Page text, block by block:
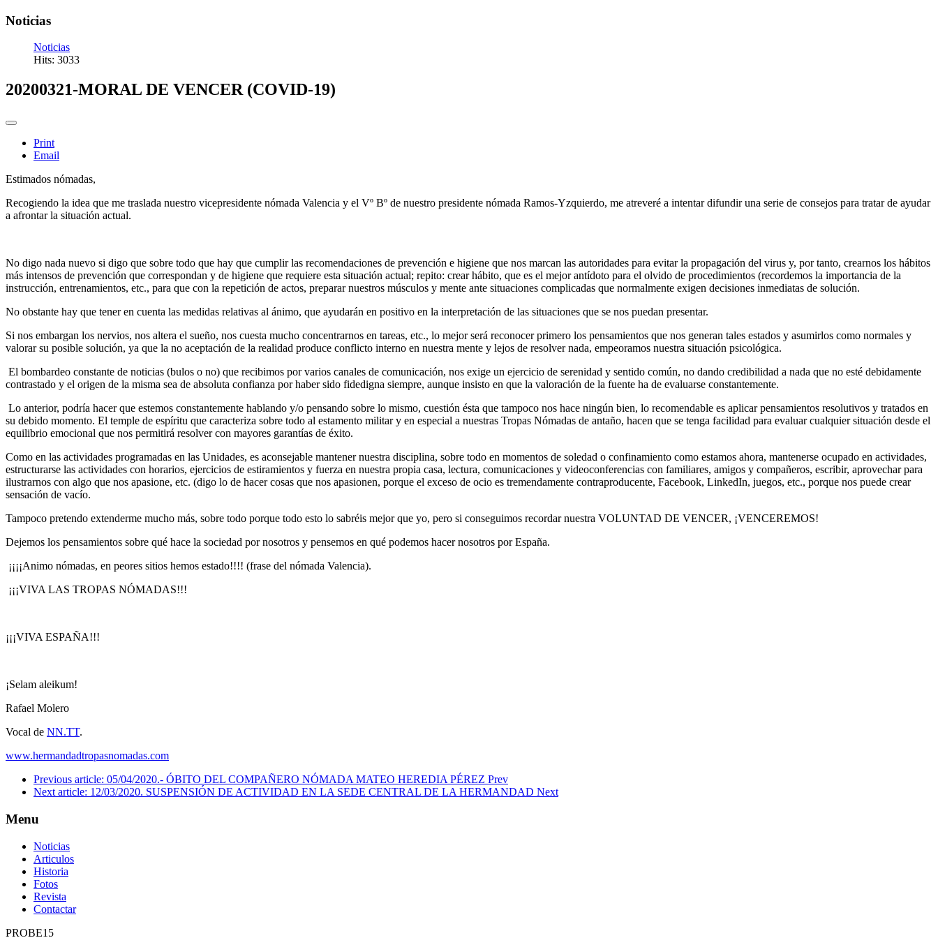
Noticias
Noticias
Hits: 3033
20200321-MORAL DE VENCER (COVID-19)
Print
Email
Estimados nómadas,
Recogiendo la idea que me traslada nuestro vicepresidente nómada Valencia y el Vº Bº de nuestro presidente nómada Ramos-Yzquierdo, me atreveré a intentar difundir una serie de consejos para tratar de ayudar
a afrontar la situación actual.
No digo nada nuevo si digo que sobre todo que hay que cumplir las recomendaciones de prevención e higiene que nos marcan las autoridades para evitar la propagación del virus y, por tanto, crearnos los hábitos
más intensos de prevención que correspondan y de higiene que requiere esta situación actual; repito: crear hábito, que es el mejor antídoto para el olvido de procedimientos (recordemos la importancia de la
instrucción, entrenamientos, etc., para que con la repetición de actos, preparar nuestros músculos y mente ante situaciones complicadas que normalmente exigen decisiones inmediatas de solución.
No obstante hay que tener en cuenta las medidas relativas al ánimo, que ayudarán en positivo en la interpretación de las situaciones que se nos puedan presentar.
Si nos embargan los nervios, nos altera el sueño, nos cuesta mucho concentrarnos en tareas, etc., lo mejor será reconocer primero los pensamientos que nos generan tales estados y asumirlos como normales y
valorar su posible solución, ya que la no aceptación de la realidad produce conflicto interno en nuestra mente y lejos de resolver nada, empeoramos nuestra situación psicológica.
El bombardeo constante de noticias (bulos o no) que recibimos por varios canales de comunicación, nos exige un ejercicio de serenidad y sentido común, no dando credibilidad a nada que no esté debidamente
contrastado y el origen de la misma sea de absoluta confianza por haber sido fidedigna siempre, aunque insisto en que la valoración de la fuente ha de evaluarse constantemente.
Lo anterior, podría hacer que estemos constantemente hablando y/o pensando sobre lo mismo, cuestión ésta que tampoco nos hace ningún bien, lo recomendable es aplicar pensamientos resolutivos y tratados en
su debido momento. El temple de espíritu que caracteriza sobre todo al estamento militar y en especial a nuestras Tropas Nómadas de antaño, hacen que se tenga facilidad para evaluar cualquier situación desde el
equilibrio emocional que nos permitirá resolver con mayores garantías de éxito.
Como en las actividades programadas en las Unidades, es aconsejable mantener nuestra disciplina, sobre todo en momentos de soledad o confinamiento como estamos ahora, mantenerse ocupado en actividades,
estructurarse las actividades con horarios, ejercicios de estiramientos y fuerza en nuestra propia casa, lectura, comunicaciones y videoconferencias con familiares, amigos y compañeros, escribir, aprovechar para
ilustrarnos con algo que nos apasione, etc. (digo lo de hacer cosas que nos apasionen, porque el exceso de ocio es tremendamente contraproducente, Facebook, LinkedIn, juegos, etc., porque nos puede crear
sensación de vacío.
Tampoco pretendo extenderme mucho más, sobre todo porque todo esto lo sabréis mejor que yo, pero si conseguimos recordar nuestra VOLUNTAD DE VENCER, ¡VENCEREMOS!
Dejemos los pensamientos sobre qué hace la sociedad por nosotros y pensemos en qué podemos hacer nosotros por España.
¡¡¡¡Animo nómadas, en peores sitios hemos estado!!!! (frase del nómada Valencia).
¡¡¡VIVA LAS TROPAS NÓMADAS!!!
¡¡¡VIVA ESPAÑA!!!
¡Selam aleikum!
Rafael Molero
Vocal de NN.TT.
www.hermandadtropasnomadas.com
Previous article: 05/04/2020.- ÓBITO DEL COMPAÑERO NÓMADA MATEO HEREDIA PÉREZ Prev
Next article: 12/03/2020. SUSPENSIÓN DE ACTIVIDAD EN LA SEDE CENTRAL DE LA HERMANDAD Next
Menu
Noticias
Articulos
Historia
Fotos
Revista
Contactar